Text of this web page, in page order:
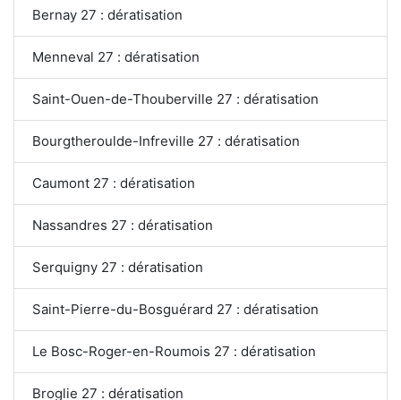
Bernay 27 : dératisation
Menneval 27 : dératisation
Saint-Ouen-de-Thouberville 27 : dératisation
Bourgtheroulde-Infreville 27 : dératisation
Caumont 27 : dératisation
Nassandres 27 : dératisation
Serquigny 27 : dératisation
Saint-Pierre-du-Bosguérard 27 : dératisation
Le Bosc-Roger-en-Roumois 27 : dératisation
Broglie 27 : dératisation